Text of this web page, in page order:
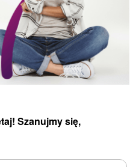
Szanujmy się,